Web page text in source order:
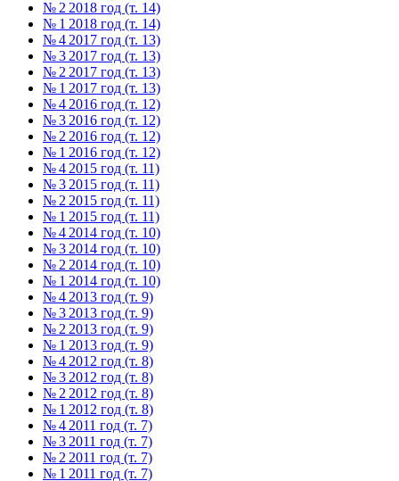
№ 2 2018 год (т. 14)
№ 1 2018 год (т. 14)
№ 4 2017 год (т. 13)
№ 3 2017 год (т. 13)
№ 2 2017 год (т. 13)
№ 1 2017 год (т. 13)
№ 4 2016 год (т. 12)
№ 3 2016 год (т. 12)
№ 2 2016 год (т. 12)
№ 1 2016 год (т. 12)
№ 4 2015 год (т. 11)
№ 3 2015 год (т. 11)
№ 2 2015 год (т. 11)
№ 1 2015 год (т. 11)
№ 4 2014 год (т. 10)
№ 3 2014 год (т. 10)
№ 2 2014 год (т. 10)
№ 1 2014 год (т. 10)
№ 4 2013 год (т. 9)
№ 3 2013 год (т. 9)
№ 2 2013 год (т. 9)
№ 1 2013 год (т. 9)
№ 4 2012 год (т. 8)
№ 3 2012 год (т. 8)
№ 2 2012 год (т. 8)
№ 1 2012 год (т. 8)
№ 4 2011 год (т. 7)
№ 3 2011 год (т. 7)
№ 2 2011 год (т. 7)
№ 1 2011 год (т. 7)